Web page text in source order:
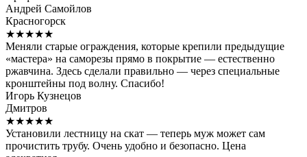
Андрей Самойлов
Красногорск
★★★★★
Меняли старые ограждения, которые крепили предыдущие
«мастера» на саморезы прямо в покрытие — естественно
ржавчина. Здесь сделали правильно — через специальные
кронштейны под волну. Спасибо!
Игорь Кузнецов
Дмитров
★★★★★
Установили лестницу на скат — теперь муж может сам
прочистить трубу. Очень удобно и безопасно. Цена